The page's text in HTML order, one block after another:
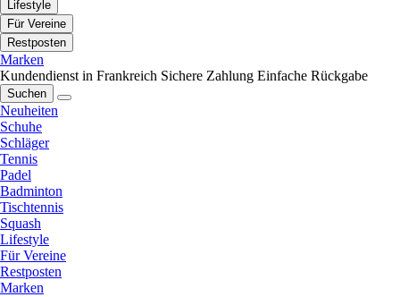
Lifestyle
Für Vereine
Restposten
Marken
Kundendienst in Frankreich Sichere Zahlung Einfache Rückgabe
Suchen
Neuheiten
Schuhe
Schläger
Tennis
Padel
Badminton
Tischtennis
Squash
Lifestyle
Für Vereine
Restposten
Marken